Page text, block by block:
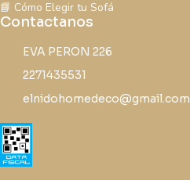
📘 Cómo Elegir tu Sofá
Contactanos
EVA PERON 226
2271435531
elnidohomedeco@gmail.com